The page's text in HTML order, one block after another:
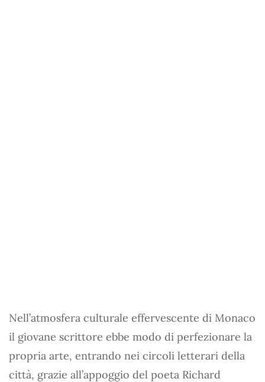
Nell’atmosfera culturale effervescente di Monaco
il giovane scrittore ebbe modo di perfezionare la
propria arte, entrando nei circoli letterari della
città, grazie all’appoggio del poeta Richard